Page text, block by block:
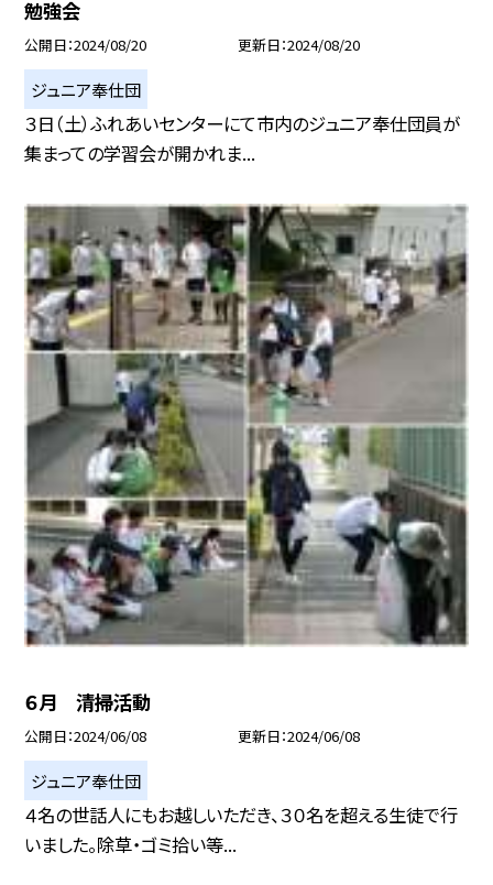
勉強会
公開日 2024/08/20 更新日 2024/08/20
ジュニア奉仕団
３日（土）ふれあいセンターにて市内のジュニア奉仕団員が
集まっての学習会が開かれま...
６月 清掃活動
公開日 2024/06/08 更新日 2024/06/08
ジュニア奉仕団
４名の世話人にもお越しいただき、３０名を超える生徒で行
いました。除草・ゴミ拾い等...